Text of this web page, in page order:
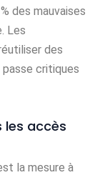
des mauvaises
Les
des
critiques
les accès
la mesure à